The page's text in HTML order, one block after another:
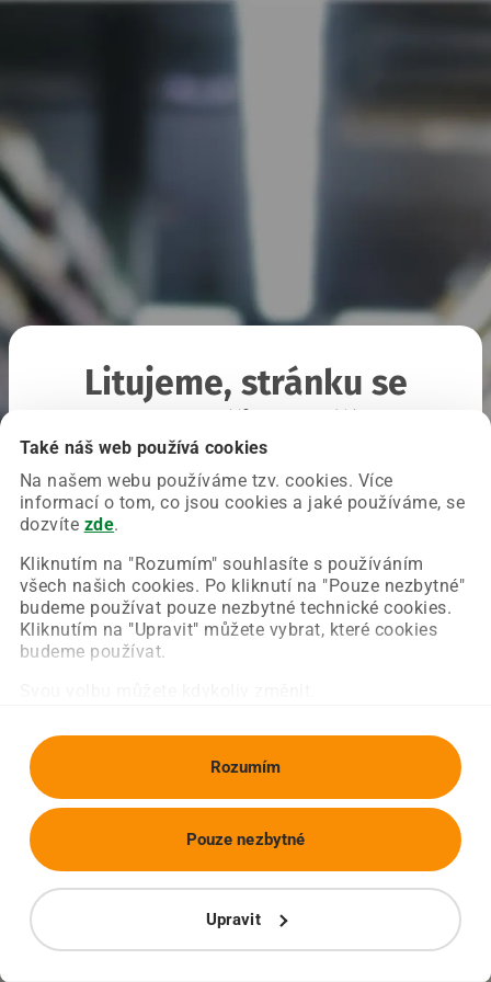
Také náš web používá cookies
Na našem webu používáme tzv. cookies. Více
informací o tom, co jsou cookies a jaké používáme, se
dozvíte zde.
Kliknutím na "Rozumím" souhlasíte s používáním
všech našich cookies. Po kliknutí na "Pouze nezbytné"
budeme používat pouze nezbytné technické cookies.
Kliknutím na "Upravit" můžete vybrat, které cookies
budeme používat.
Rozumím
Upravit
Pouze nezbytné
Litujeme, stránku se
Chyba nastala na naší straně a už ji opravujeme.
Zkuste prosím znovu načíst požadovanou stránku.
Obnovit stránku Úvodní strana